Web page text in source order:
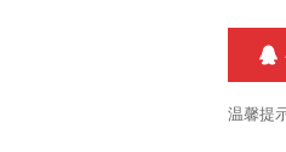
温馨提